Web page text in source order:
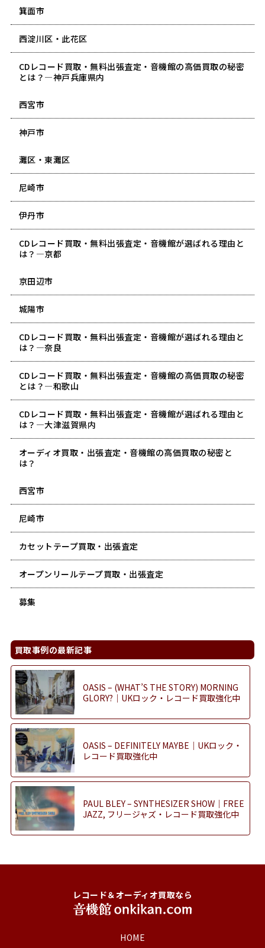
箕面市
西淀川区・此花区
CDレコード買取・無料出張査定・音機館の高価買取の秘密
とは？―神戸兵庫県内
西宮市
神戸市
灘区・東灘区
尼崎市
伊丹市
CDレコード買取・無料出張査定・音機館が選ばれる理由と
は？―京都
京田辺市
城陽市
CDレコード買取・無料出張査定・音機館が選ばれる理由と
は？―奈良
CDレコード買取・無料出張査定・音機館の高価買取の秘密
とは？―和歌山
CDレコード買取・無料出張査定・音機館が選ばれる理由と
は？―大津滋賀県内
オーディオ買取・出張査定・音機館の高価買取の秘密と
は？
西宮市
尼崎市
カセットテープ買取・出張査定
オープンリールテープ買取・出張査定
募集
買取事例の最新記事
OASIS – (WHAT’S THE STORY) MORNING
GLORY?｜UKロック・レコード買取強化中
OASIS – DEFINITELY MAYBE｜UKロック・
レコード買取強化中
PAUL BLEY – SYNTHESIZER SHOW｜FREE
JAZZ, フリージャズ・レコード買取強化中
レコード＆オーディオ買取なら
HOME